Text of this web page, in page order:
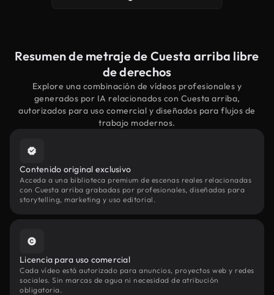
Resumen de metraje de Cuesta arriba libre
de derechos
Explore una combinación de vídeos profesionales y
generados por IA relacionados con Cuesta arriba,
autorizados para uso comercial y diseñados para flujos de
trabajo modernos.
Contenido original exclusivo
Acceda a una biblioteca premium de escenas reales relacionadas
con Cuesta arriba grabadas por profesionales, diseñadas para
storytelling, marketing y uso editorial.
Licencia para uso comercial
Cada vídeo está autorizado para anuncios, proyectos web y redes
sociales. Sin marcas de agua ni necesidad de atribución
obligatoria.